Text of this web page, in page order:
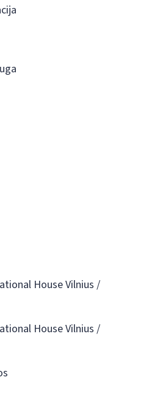
House Vilnius /
House Vilnius /